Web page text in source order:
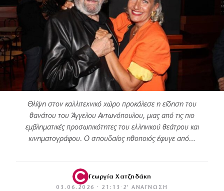
Θλίψη στον καλλιτεχνικό χώρο προκάλεσε η είδηση του
θανάτου του Άγγελου Αντωνόπουλου, μιας από τις πιο
εμβληματικές προσωπικότητες του ελληνικού θεάτρου και
κινηματογράφου. Ο σπουδαίος ηθοποιός έφυγε από…
Γεωργία Χατζηδάκη
03.06.2026 · 21:13 · 2′ ΑΝΆΓΝΩΣΗ